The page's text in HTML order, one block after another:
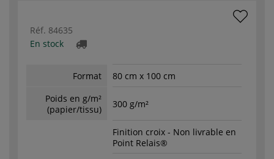
Réf. 84635
En stock
Format
80 cm x 100 cm
Poids en g/m²
(papier/tissu)
300 g/m²
Finition croix - Non livrable en
Point Relais®